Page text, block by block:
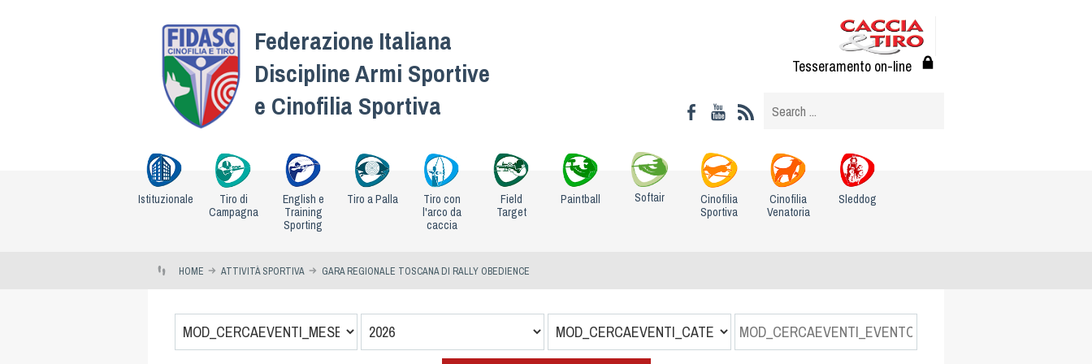
Federazione Italiana
Discipline Armi Sportive
e Cinofilia Sportiva
Tesseramento on-line
Istituzionale
Tiro di
Campagna
English e
Training
Sporting
Tiro a Palla
Tiro con
l'arco da
caccia
Field
Target
Paintball Softair
Cinofilia
Sportiva
Cinofilia
Venatoria
Sleddog
HOME ATTIVITÀ SPORTIVA GARA REGIONALE TOSCANA DI RALLY OBEDIENCE